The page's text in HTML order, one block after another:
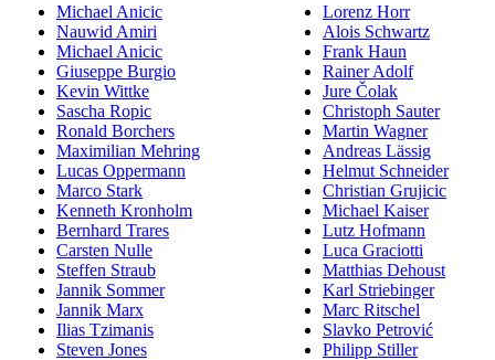
Michael Anicic
Nauwid Amiri
Michael Anicic
Giuseppe Burgio
Kevin Wittke
Sascha Ropic
Ronald Borchers
Maximilian Mehring
Lucas Oppermann
Marco Stark
Kenneth Kronholm
Bernhard Trares
Carsten Nulle
Steffen Straub
Jannik Sommer
Jannik Marx
Ilias Tzimanis
Steven Jones
Lorenz Horr
Alois Schwartz
Frank Haun
Rainer Adolf
Jure Čolak
Christoph Sauter
Martin Wagner
Andreas Lässig
Helmut Schneider
Christian Grujicic
Michael Kaiser
Lutz Hofmann
Luca Graciotti
Matthias Dehoust
Karl Striebinger
Marc Ritschel
Slavko Petrović
Philipp Stiller